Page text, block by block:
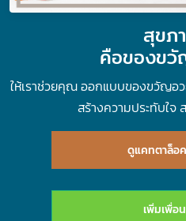
สุขภ
คือของข
ให้เราช่วยคุณ ออกแบบของขวัญอ
สร้างความประทับใ
ดูแคทตาล็อ
เพิ่มเพื่อ